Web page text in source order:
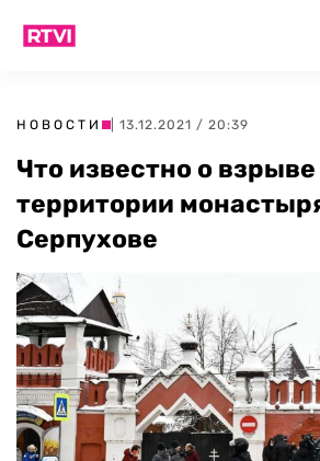
НОВОСТИ | 13.12.2021 / 20:39
Что известно о взрыве
территории
Серпухове